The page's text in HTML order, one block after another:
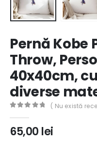
Pernă Kobe
Throw,
40x40cm,
diverse
( Nu există
65,00 lei